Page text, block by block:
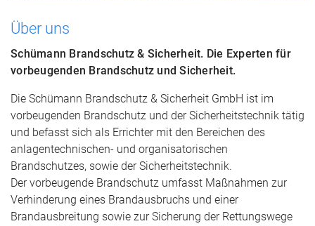
Über uns
Schümann Brandschutz & Sicherheit. Die Experten für
vorbeugenden Brandschutz und Sicherheit.
Die Schümann Brandschutz & Sicherheit GmbH ist im
vorbeugenden Brandschutz und der Sicherheitstechnik tätig
und befasst sich als Errichter mit den Bereichen des
anlagentechnischen- und organisatorischen
Brandschutzes, sowie der Sicherheitstechnik.
Der vorbeugende Brandschutz umfasst Maßnahmen zur
Verhinderung eines Brandausbruchs und einer
Brandausbreitung sowie zur Sicherung der Rettungswege